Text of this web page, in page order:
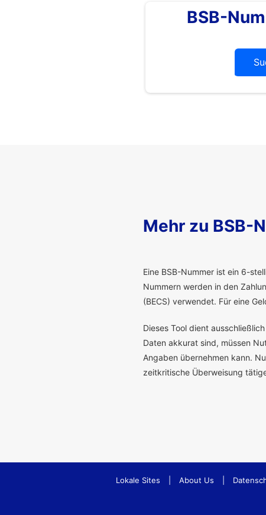
BSB-
Mehr zu BSB-
Eine BSB-Nummer ist ein 6-
Nummern werden in den
(BECS) verwendet. Für eine
Dieses Tool dient
Daten akkurat sind, müssen
Angaben übernehmen kann.
zeitkritische Überweisung
Lokale Sites About Us